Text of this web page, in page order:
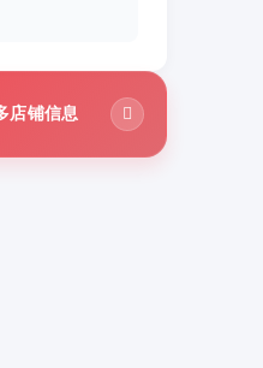
店铺信息